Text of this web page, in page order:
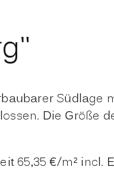
Südlage
Die Größe
65,35 €/m² incl.